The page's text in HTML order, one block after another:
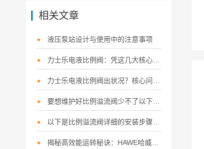
相关文章
液压泵站设计与使用中的注意事项
力士乐电液比例阀：凭这几大核心特点，稳坐流体控制“硬核担当”！
要想维护好比例溢流阀少不了以下步骤！
揭秘高效能运转秘诀：HAWE哈威换向阀的多面应用